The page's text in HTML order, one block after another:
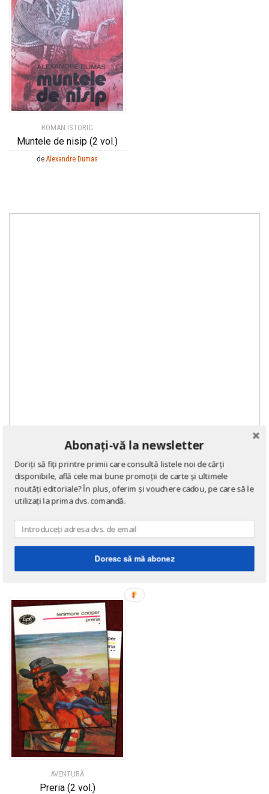
ROMAN ISTORIC
Muntele de nisip (2 vol.)
de Alexandre Dumas
DE ACELAȘI AUTOR
→ afișează toate cărțile scrisedeJames Fenimore Cooper
AVENTURĂ
Preria (2 vol.)
Abonați-vă la newsletter
Doriți să fiți printre primii care consultă listele noi de cărți
disponibile, află cele mai bune promoții de carte și ultimele
noutăți editoriale? În plus, oferim și vouchere cadou, pe care să le
utilizați la prima dvs. comandă.
Doresc să mă abonez